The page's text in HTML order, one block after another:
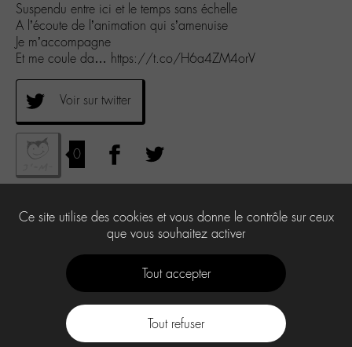
Suspendu entre ici et le temps sans échelle
A l’écoute de l’animation qui s’amenuise
Je m’accompagne
Et me coule da… https://t.co/H6a4ZM4orV
Voir sur twitter
0
Ce site utilise des cookies et vous donne le contrôle sur ceux
que vous souhaitez activer
Tout accepter
Tout refuser